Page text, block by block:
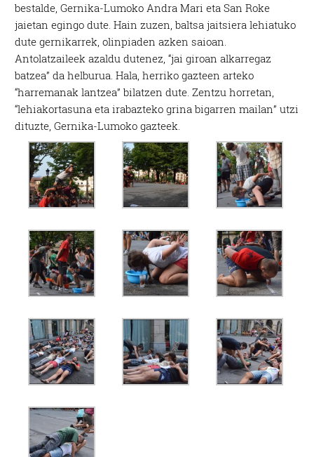
bestalde, Gernika-Lumoko Andra Mari eta San Roke
jaietan egingo dute. Hain zuzen, baltsa jaitsiera lehiatuko
dute gernikarrek, olinpiaden azken saioan.
Antolatzaileek azaldu dutenez, “jai giroan alkarregaz
batzea” da helburua. Hala, herriko gazteen arteko
“harremanak lantzea” bilatzen dute. Zentzu horretan,
“lehiakortasuna eta irabazteko grina bigarren mailan” utzi
dituzte, Gernika-Lumoko gazteek.